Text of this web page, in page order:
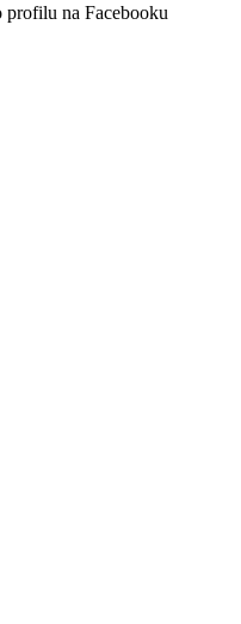
karcie
profilu na Facebooku